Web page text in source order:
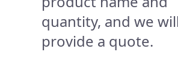
quantity, and we
provide a quote.